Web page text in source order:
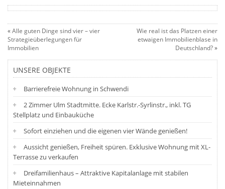
«Alle guten Dinge sind vier – vier
Strategieüberlegungen für
Immobilien
Wie real ist das Platzen einer
etwaigen Immobilienblase in
Deutschland?»
UNSERE OBJEKTE
Barrierefreie Wohnung in Schwendi
2 Zimmer Ulm Stadtmitte. Ecke Karlstr.-Syrlinstr., inkl. TG
Stellplatz und Einbauküche
Sofort einziehen und die eigenen vier Wände genießen!
Aussicht genießen, Freiheit spüren. Exklusive Wohnung mit XL-
Terrasse zu verkaufen
Dreifamilienhaus – Attraktive Kapitalanlage mit stabilen
Mieteinnahmen